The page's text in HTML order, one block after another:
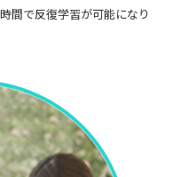
間で反復学習が可能になり